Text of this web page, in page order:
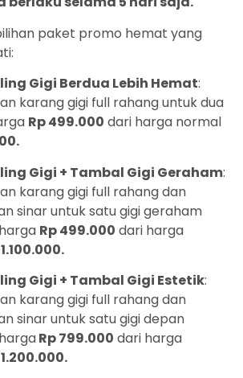
paket promo hemat yang
Gigi Berdua Lebih Hemat:
karang gigi full rahang untuk dua
Rp 499.000 dari harga normal
Gigi + Tambal Gigi Geraham:
karang gigi full rahang dan
sinar untuk satu gigi geraham
Rp 499.000 dari harga
Gigi + Tambal Gigi Estetik:
karang gigi full rahang dan
sinar untuk satu gigi depan
Rp 799.000 dari harga